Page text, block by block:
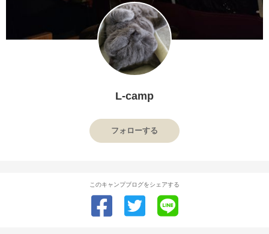
L-camp
フォローする
このキャンプブログをシェアする